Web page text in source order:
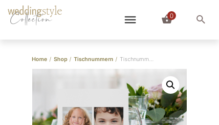
Collection 0
Home / Shop / Tischnummern / Tischnummern Kinderfotos